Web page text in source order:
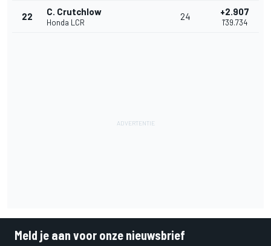
22 C. Crutchlow
Honda LCR
24 +2.907
1'39.734
Meld je aan voor onze nieuwsbrief